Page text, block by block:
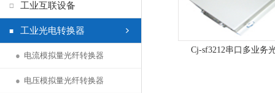
工业互联设备
工业光电转换器
● 电流模拟量光纤转换器
● 电压模拟量光纤转换器
Cj-sf3212串口多业务